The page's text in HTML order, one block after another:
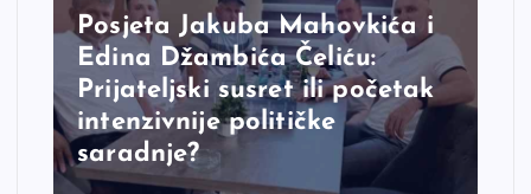
Posjeta Jakuba Mahovkića i
Edina Džambića Čeliću:
Prijateljski susret ili početak
intenzivnije političke
saradnje?